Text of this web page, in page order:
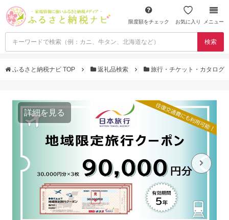
限度額をチェック お気に入り メニュー
検索
ふるさと納税ナビ TOP 返礼品検索 旅行・チケット・カタログ
詳細を見る